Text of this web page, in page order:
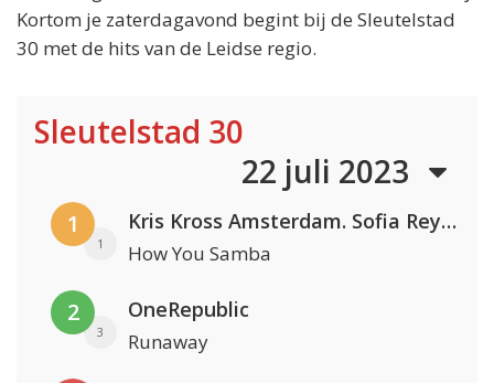
Kortom je zaterdagavond begint bij de Sleutelstad
30 met de hits van de Leidse regio.
Sleutelstad 30
22 juli 2023
1
1
Kris Kross Amsterdam. Sofia Reyes & Tinie Tempah
How You Samba
2
3
OneRepublic
Runaway